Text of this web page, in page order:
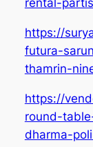
rental-
https://
futura-
thamrin-
https://
round-
dharma-